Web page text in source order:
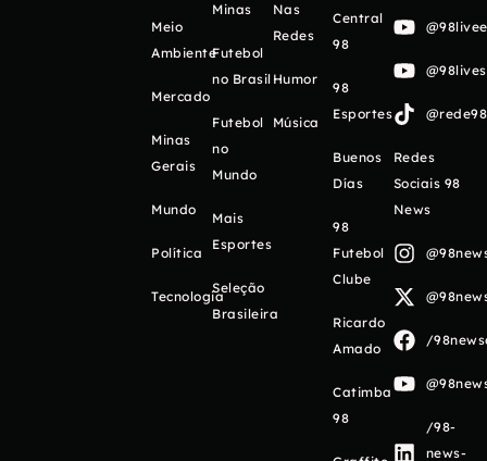
Meio
Ambiente
Mercado
Minas
Gerais
Mundo
Política
Tecnologia
Minas
Futebol
no Brasil
Futebol
no
Mundo
Mais
Esportes
Seleção
Brasileira
Nas
Redes
Humor
Música
Central
98
98
Esportes
Buenos
Días
98
Futebol
Clube
Ricardo
Amado
Catimba
98
Redes
Sociais 98
News
/
/98-
news-